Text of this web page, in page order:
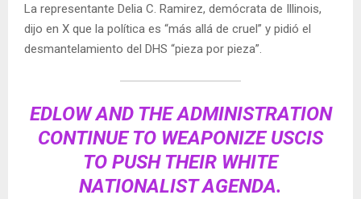
La representante Delia C. Ramirez, demócrata de Illinois,
dijo en X que la política es “más allá de cruel” y pidió el
desmantelamiento del DHS “pieza por pieza”.
EDLOW AND THE ADMINISTRATION
CONTINUE TO WEAPONIZE USCIS
TO PUSH THEIR WHITE
NATIONALIST AGENDA.